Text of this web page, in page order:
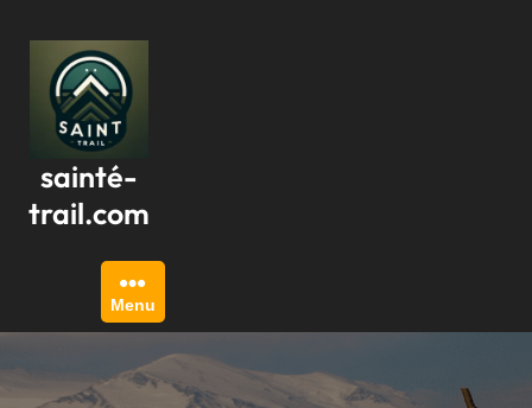
contenu
sainté-
trail.com
Menu